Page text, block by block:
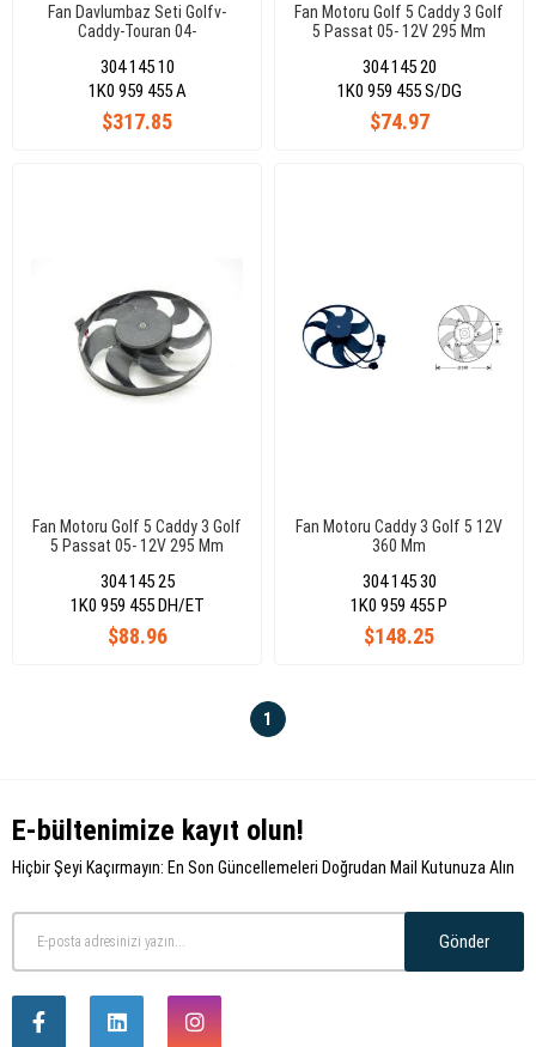
Fan Davlumbaz Seti Golfv-
Caddy-Touran 04-
304 145 10
$317.85
1K0 959 455 A
Fan Motoru Golf 5 Caddy 3 Golf
5 Passat 05- 12V 295 Mm
304 145 20
$74.97
1K0 959 455 S/DG
Fan Motoru Golf 5 Caddy 3 Golf
5 Passat 05- 12V 295 Mm
304 145 25
$88.96
1K0 959 455 DH/ET
Fan Motoru Caddy 3 Golf 5 12V
360 Mm
304 145 30
$148.25
1K0 959 455 P
1
E-bültenimize kayıt olun!
Hiçbir Şeyi Kaçırmayın: En Son Güncellemeleri Doğrudan Mail Kutunuza Alın
Gönder